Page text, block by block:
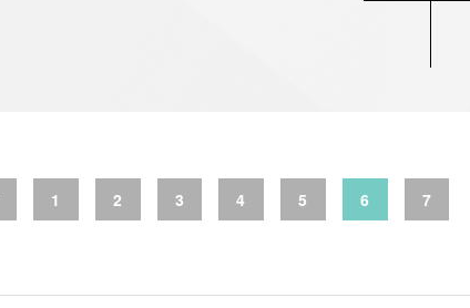
1 2 3 4 5 6 7